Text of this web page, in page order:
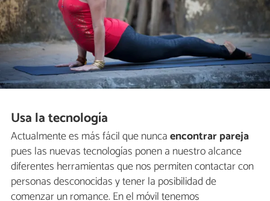
Usa la tecnología
Actualmente es más fácil que nuncaencontrar pareja
pues las nuevas tecnologías ponen a nuestro alcance
diferentes herramientas que nos permiten contactar con
personas desconocidas y tener la posibilidad de
comenzar un romance. En el móvil tenemos